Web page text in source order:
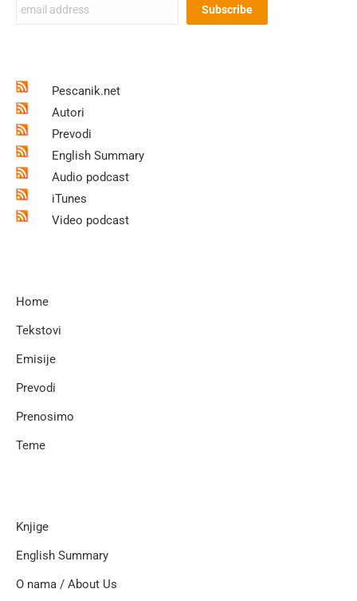
Pescanik.net
Autori
Prevodi
English Summary
Audio podcast
iTunes
Video podcast
Home
Tekstovi
Emisije
Prevodi
Prenosimo
Teme
Knjige
English Summary
O nama / About Us